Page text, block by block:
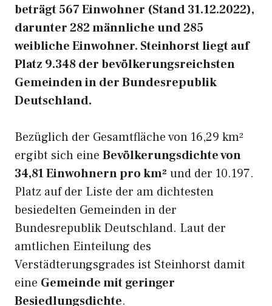
beträgt 567 Einwohner (Stand 31.12.2022),
darunter 282 männliche und 285
weibliche Einwohner. Steinhorst liegt auf
Platz 9.348 der bevölkerungsreichsten
Gemeinden in der Bundesrepublik
Deutschland.
Bezüglich der Gesamtfläche von 16,29 km²
ergibt sich eine Bevölkerungsdichte von
34,81 Einwohnern pro km² und der 10.197.
Platz auf der Liste der am dichtesten
besiedelten Gemeinden in der
Bundesrepublik Deutschland. Laut der
amtlichen Einteilung des
Verstädterungsgrades ist Steinhorst damit
eine Gemeinde mit geringer
Besiedlungsdichte.